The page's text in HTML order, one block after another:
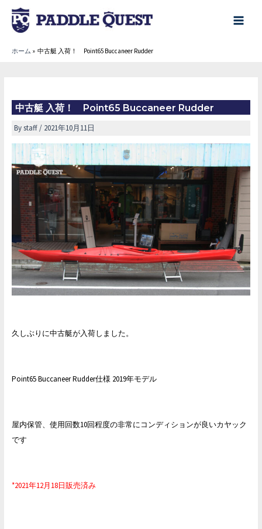
main
ホーム 中古艇 入荷！ Point65 Buccaneer Rudder
中古艇 入荷！ Point65 Buccaneer Rudder
Bystaff/ 2021年10月11日
久しぶりに中古艇が入荷しました。
Point65 Buccaneer Rudder仕様 2019年モデル
屋内保管、使用回数10回程度の非常にコンディションが良いカヤック
です
*2021年12月18日販売済み